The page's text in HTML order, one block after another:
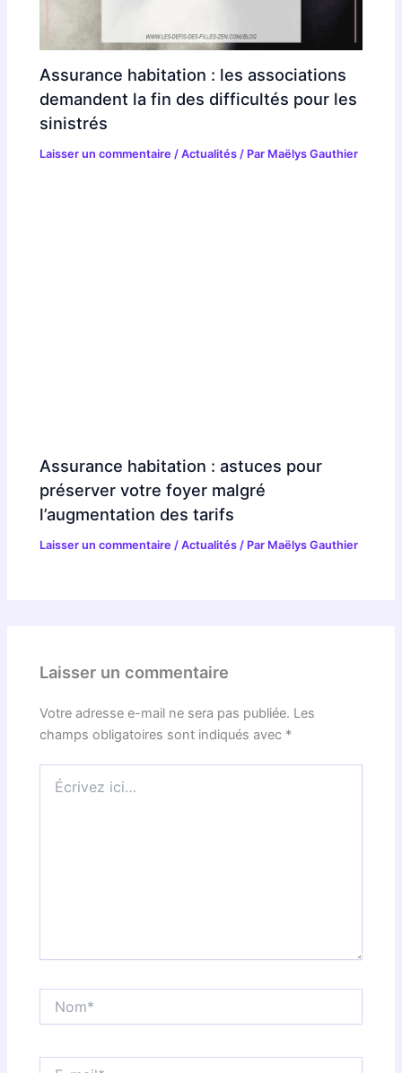
Assurance habitation : les associations
demandent la fin des difficultés pour les
sinistrés
Laisser un commentaire /Actualités / Par Maëlys Gauthier
Assurance habitation : astuces pour
préserver votre foyer malgré
l’augmentation des tarifs
Laisser un commentaire /Actualités / Par Maëlys Gauthier
Laisser un commentaire
Votre adresse e-mail ne sera pas publiée. Les
champs obligatoires sont indiqués avec *
ici…